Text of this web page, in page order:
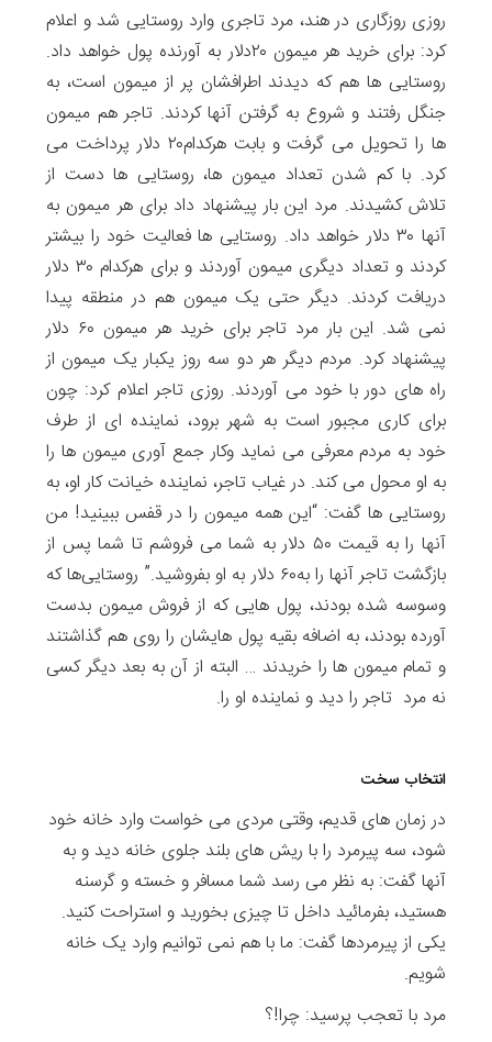
روزی روزگاری در هند، مرد تاجری وارد روستایی شد و اعلام
کرد: برای خرید هر میمون ۲۰دلار به آورنده پول خواهد داد.
روستایی ها هم که دیدند اطرافشان پر از میمون است، به
جنگل رفتند و شروع به گرفتن آنها کردند. تاجر هم میمون
ها را تحویل می گرفت و بابت هرکدام۲۰ دلار پرداخت می
کرد. با کم شدن تعداد میمون ها، روستایی ها دست از
تلاش کشیدند. مرد این بار پیشنهاد داد برای هر میمون به
آنها ۳۰ دلار خواهد داد. روستایی ها فعالیت خود را بیشتر
کردند و تعداد دیگری میمون آوردند و برای هرکدام ۳۰ دلار
دریافت کردند. دیگر حتی یک میمون هم در منطقه پیدا
نمی شد. این بار مرد تاجر برای خرید هر میمون ۶۰ دلار
پیشنهاد کرد. مردم دیگر هر دو سه روز یکبار یک میمون از
راه های دور با خود می آوردند. روزی تاجر اعلام کرد: چون
برای کاری مجبور است به شهر برود، نماینده ای از طرف
خود به مردم معرفی می نماید وکار جمع آوری میمون ها را
به او محول می کند. در غیاب تاجر، نماینده خیانت کار او، به
روستایی ها گفت: “این همه میمون را در قفس ببینید! من
آنها را به قیمت ۵۰ دلار به شما می فروشم تا شما پس از
بازگشت تاجر آنها را به۶۰ دلار به او بفروشید.” روستایی‌ها که
وسوسه شده بودند، پول هایی که از فروش میمون بدست
آورده بودند، به اضافه بقیه پول هایشان را روی هم گذاشتند
و تمام میمون ها را خریدند … البته از آن به بعد دیگر کسی
نه مرد تاجر را دید و نماینده او را.
انتخاب سخت
در زمان های قدیم، وقتی مردی می خواست وارد خانه خود
شود، سه پیرمرد را با ریش های بلند جلوی خانه دید و به
آنها گفت: به نظر می رسد شما مسافر و خسته و گرسنه
هستید، بفرمائید داخل تا چیزی بخورید و استراحت کنید.
یکی از پیرمردها گفت: ما با هم نمی توانیم وارد یک خانه
شویم.
مرد با تعجب پرسید: چرا!؟